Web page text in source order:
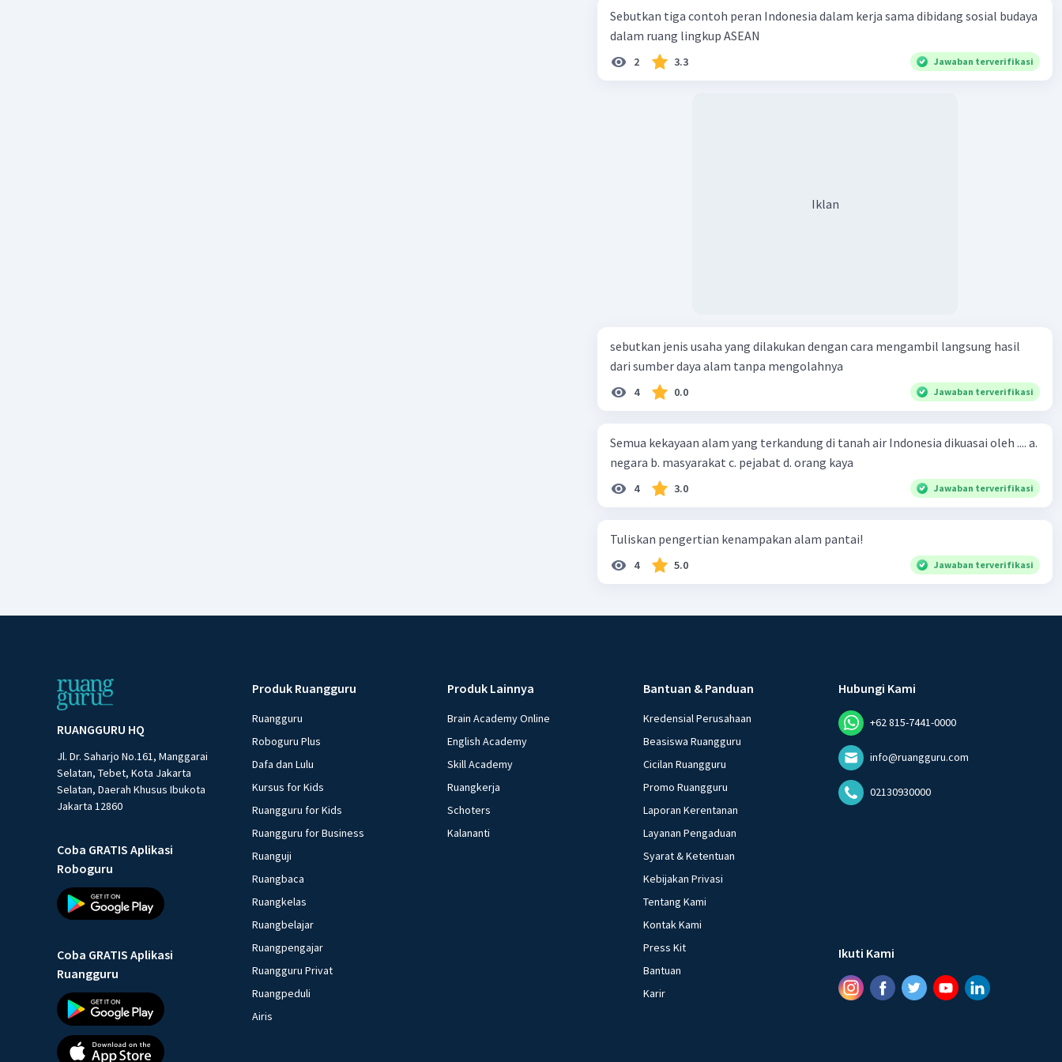
Nanda R Community
05 Oktober 2023 13:48
Jawaban terverifikasi
Sebutkan tiga contoh peran Indonesia dalam kerja sama dibidang sosial budaya
dalam ruang lingkup ASEAN
2 3.3 Jawaban terverifikasi
Iklan
sebutkan jenis usaha yang dilakukan dengan cara mengambil langsung hasil
dari sumber daya alam tanpa mengolahnya
4 0.0 Jawaban terverifikasi
Semua kekayaan alam yang terkandung di tanah air Indonesia dikuasai oleh .... a.
negara b. masyarakat c. pejabat d. orang kaya
4 3.0 Jawaban terverifikasi
Tuliskan pengertian kenampakan alam pantai!
4 5.0 Jawaban terverifikasi
RUANGGURU HQ
Jl. Dr. Saharjo No.161, Manggarai
Selatan, Tebet, Kota Jakarta
Selatan, Daerah Khusus Ibukota
Jakarta 12860
Coba GRATIS Aplikasi
Roboguru
Coba GRATIS Aplikasi
Ruangguru
Produk Ruangguru
Ruangguru
Roboguru Plus
Dafa dan Lulu
Kursus for Kids
Ruangguru for Kids
Ruangguru for Business
Ruanguji
Ruangbaca
Ruangkelas
Ruangbelajar
Ruangpengajar
Ruangguru Privat
Ruangpeduli
Airis
Produk Lainnya
Brain Academy Online
English Academy
Skill Academy
Ruangkerja
Schoters
Kalananti
Bantuan & Panduan
Kredensial Perusahaan
Beasiswa Ruangguru
Cicilan Ruangguru
Promo Ruangguru
Laporan Kerentanan
Layanan Pengaduan
Syarat & Ketentuan
Kebijakan Privasi
Tentang Kami
Kontak Kami
Press Kit
Bantuan
Karir
Hubungi Kami
+62 815-7441-0000
info@ruangguru.com
02130930000
Ikuti Kami